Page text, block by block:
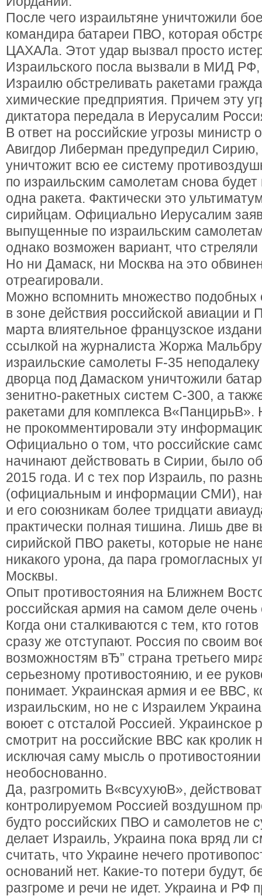
После чего израильтяне уничтожили
командира батареи ПВО, которая
ЦАХАЛа. Этот удар вызвал просто
Израильского посла вызвали в МИД РФ,
Израилю обстреливать ракетами
химические предприятия. Причем эту
диктатора передала в Иерусалим
В ответ на российские угрозы министр
Авигдор Либерман предупредил Сирию,
уничтожит всю ее систему
по израильским самолетам снова
одна ракета. Фактически это
сирийцам. Официально Иерусалим
выпущенные по израильским
однако возможен вариант, что
Но ни Дамаск, ни Москва на это
отреагировали.
Можно вспомнить множество
в зоне действия российской авиации и
марта влиятельное французское
ссылкой на журналиста Жоржа
израильские самолеты F-35 неподалеку
дворца под Дамаском уничтожили
зенитно-ракетных систем С-300, а
ракетами для комплекса
не прокомментировали эту
Официально о том, что российские
начинают действовать в Сирии, было
2015 года. И с тех пор Израиль, по
(официальным и информации СМИ),
и его союзникам более тридцати
практически полная тишина. Лишь две
сирийской ПВО ракеты, которые не
никакого урона, да пара громогласных
Москвы.
Опыт противостояния на Ближнем
российская армия на самом деле очень
Когда они сталкиваются с тем, кто
сразу же отступают. Россия по своим
возможностям вЂ” страна третьего
серьезному противостоянию, и ее
понимает. Украинская армия и ее ВВС,
израильским, но не с Израилем
воюет с отсталой Россией. Украинское
смотрит на российские ВВС как кролик
исключая саму мысль о
необоснованно.
Да, разгромить В«всухуюВ»,
контролируемом Россией воздушном
будто российских ПВО и самолетов не
делает Израиль, Украина пока вряд ли
считать, что Украине нечего
оснований нет. Какие-то потери будут,
разгроме и речи не идет. Украина и РФ